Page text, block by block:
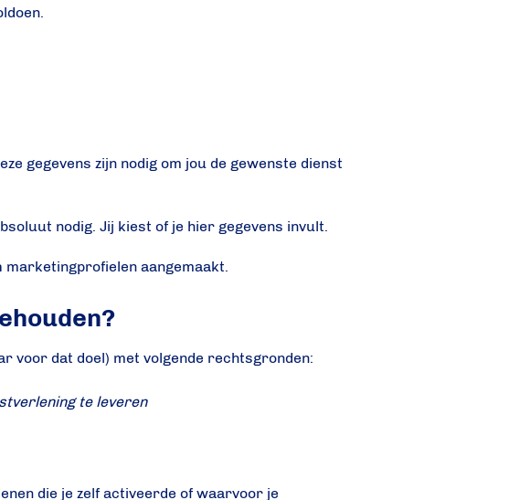
gegevens zijn nodig om jou de gewenste dienst
nodig. Jij kiest of je hier gegevens invult.
marketingprofielen aangemaakt.
voor dat doel) met volgende rechtsgronden:
te leveren
die je zelf activeerde of waarvoor je